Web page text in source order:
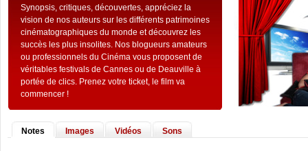
Synopsis, critiques, découvertes, appréciez la
vision de nos auteurs sur les différents patrimoines
cinématographiques du monde et découvrez les
succès les plus insolites. Nos blogueurs amateurs
ou professionnels du Cinéma vous proposent de
véritables festivals de Cannes ou de Deauville à
portée de clics. Prenez votre ticket, le film va
commencer !
Notes Images Vidéos Sons